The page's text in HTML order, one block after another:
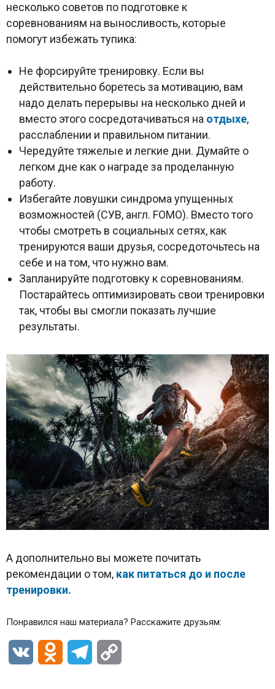
несколько советов по подготовке к
соревнованиям на выносливость, которые
помогут избежать тупика:
Не форсируйте тренировку. Если вы
действительно боретесь за мотивацию, вам
надо делать перерывы на несколько дней и
вместо этого сосредотачиваться на отдыхе,
расслаблении и правильном питании.
Чередуйте тяжелые и легкие дни. Думайте о
легком дне как о награде за проделанную
работу.
Избегайте ловушки синдрома упущенных
возможностей (СУВ, англ. FOMO). Вместо того
чтобы смотреть в социальных сетях, как
тренируются ваши друзья, сосредоточьтесь на
себе и на том, что нужно вам.
Запланируйте подготовку к соревнованиям.
Постарайтесь оптимизировать свои тренировки
так, чтобы вы смогли показать лучшие
результаты.
А дополнительно вы можете почитать
рекомендации о том, как питаться до и после
тренировки.
Понравился наш материала? Расскажите друзьям:
VK Odnoklassniki
Telegram